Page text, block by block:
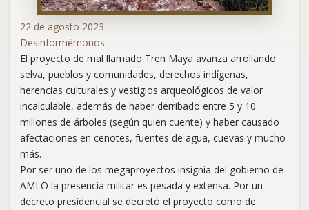
22 de agosto 2023
Desinformémonos
El proyecto de mal llamado Tren Maya avanza arrollando
selva, pueblos y comunidades, derechos indígenas,
herencias culturales y vestigios arqueológicos de valor
incalculable, además de haber derribado entre 5 y 10
millones de árboles (según quien cuente) y haber causado
afectaciones en cenotes, fuentes de agua, cuevas y mucho
más.
Por ser uno de los megaproyectos insignia del gobierno de
AMLO la presencia militar es pesada y extensa. Por un
decreto presidencial se decretó el proyecto como de